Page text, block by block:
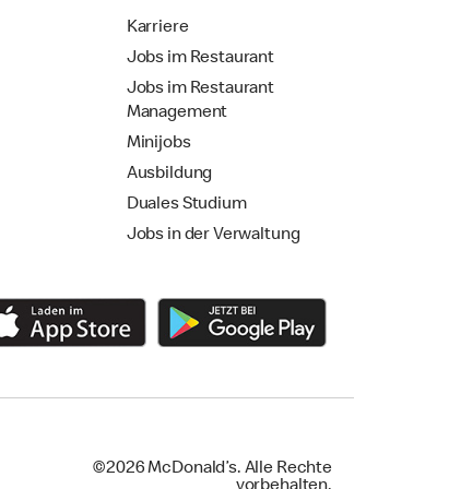
Karriere
Jobs im Restaurant
Jobs im Restaurant
Management
Minijobs
Ausbildung
Duales Studium
Jobs in der Verwaltung
©2026 McDonald’s. Alle Rechte